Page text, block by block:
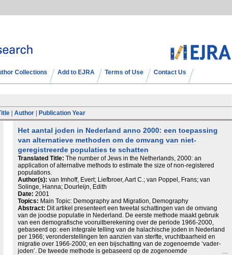
Collections Add to EJRA Terms of Use Contact Us
Author Publication Year
Het aantal joden in Nederland anno 2000: een toepassing
van alternatieve methoden om de omvang van niet-
geregistreerde populaties te schatten
Translated Title: The number of Jews in the Netherlands, 2000: an
application of alternative methods to estimate the size of non-registered
populations.
Author(s): van Imhoff, Evert; Liefbroer, Aart C.; van Poppel, Frans; van
Solinge, Hanna; Dourleijn, Edith
Date: 2001
Topics: Main Topic: Demography and Migration, Demography
Abstract: Dit artikel presenteert een tweetal schattingen van de omvang
van de joodse populatie in Nederland. De eerste methode maakt gebruik
van een demografische vooruitberekening over de periode 1966-2000,
gebaseerd op: een integrale telling van de halachische joden in Nederland
per 1966; veronderstellingen ten aanzien van sterfte, vruchtbaarheid en
migratie over 1966-2000; en een bijschatting van de zogenoemde ‘vader-
joden’. De tweede methode is gebaseerd op de zogenoemde